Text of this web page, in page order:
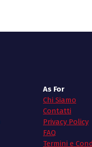
As For
Chi Siamo
Contatti
Privacy Policy
FAQ
Termini e